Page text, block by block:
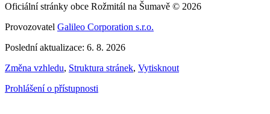
Oficiální stránky obce Rožmitál na Šumavě © 2026
Provozovatel Galileo Corporation s.r.o.
Poslední aktualizace: 6. 8. 2026
Změna vzhledu, Struktura stránek, Vytisknout
Prohlášení o přístupnosti